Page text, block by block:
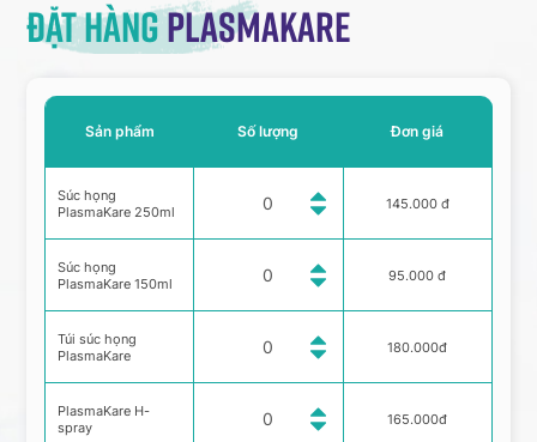
Đặt hàngPlasmakare
Sản phẩm
Súc họng
PlasmaKare 250ml
Súc họng
PlasmaKare 150ml
Túi súc họng
PlasmaKare
PlasmaKare H-
spray
Số lượng Đơn giá
145.000 đ
95.000 đ
180.000đ
165.000đ